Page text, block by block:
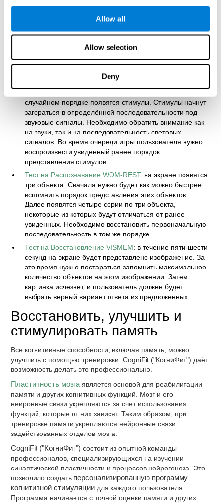
Allow all
Allow selection
Deny
Тест-Расследование REST-COM: в течение короткого
промежутка времени будут представлены объекты.
соответствующее показанному изображению.
Тест Идентификации COM-NAM: объекты будут
представлены с помощью изображения или звука.
показан в последний раз и был ли показан вообще.
случайном порядке появятся стимулы. Стимулы начнут
загораться в определённой последовательности под
звуковые сигналы. Необходимо обратить внимание как
на звуки, так и на последовательность световых
сигналов. Во время очереди игры пользователя нужно
воспроизвести увиденный ранее порядок
представления стимулов.
Тест на Распознавание WOM-REST: на экране появятся
три объекта. Сначала нужно будет как можно быстрее
вспомнить порядок представления этих объектов.
Далее появятся четыре серии по три объекта,
некоторые из которых будут отличаться от ранее
увиденных. Необходимо восстановить первоначальную
последовательность в том же порядке.
Тест на Восстановление VISMEM: в течение пяти-шести
секунд на экране будет представлено изображение. За
это время нужно постараться запомнить максимальное
количество объектов на этом изображении. Затем
картинка исчезнет, и пользователь должен будет
выбрать верный вариант ответа из предложенных.
Восстановить, улучшить и
стимулировать память
Все когнитивные способности, включая память, можно
улучшить с помощью тренировки. CogniFit ("КогниФит") даёт
возможность делать это профессионально.
Пластичность мозга является основой для реабилитации
памяти и других когнитивных функций. Мозг и его
нейронные связи укрепляются за счёт использования
функций, которые от них зависят. Таким образом, при
тренировке памяти укрепляются нейронные связи
задействованных отделов мозга.
CogniFit ("КогниФит") состоит из опытной команды
профессионалов, специализирующихся на изучении
синаптической пластичности и процессов нейрогенеза. Это
позволило создать персонализированную программу
когнитивной стимуляции для каждого пользователя.
Программа начинается с точной оценки памяти и других